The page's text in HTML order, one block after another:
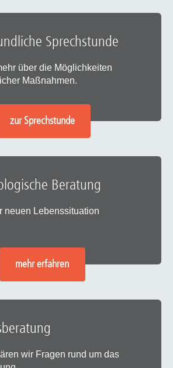
Sprechstunde
über die Möglichkeiten
Maßnahmen.
zur Sprechstunde
Beratung
neuen Lebenssituation
mehr erfahren
wir Fragen rund um das